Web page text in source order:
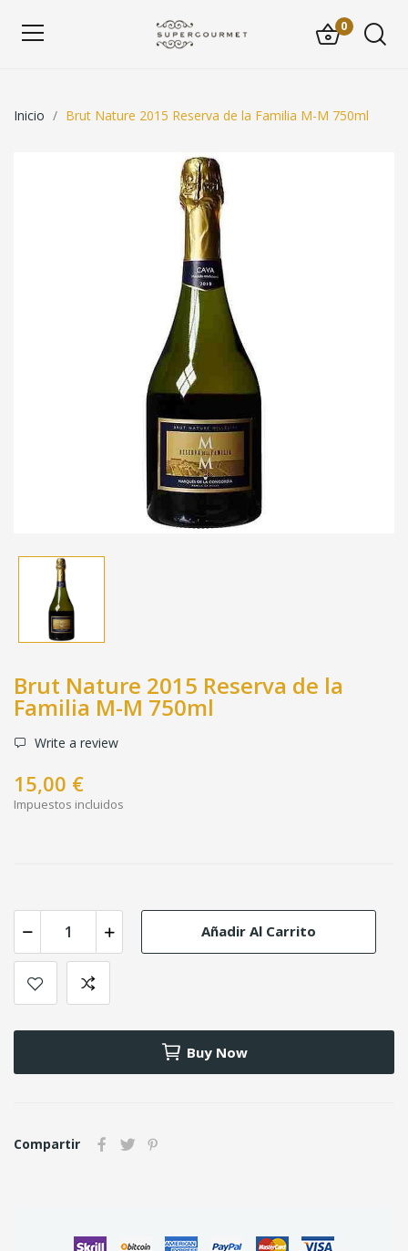
0
Inicio Brut Nature 2015 Reserva de la Familia M-M 750ml
Brut Nature 2015 Reserva de la
Familia M-M 750ml
Write a review
15,00 €
Impuestos incluidos
Añadir Al Carrito
Buy Now
Compartir